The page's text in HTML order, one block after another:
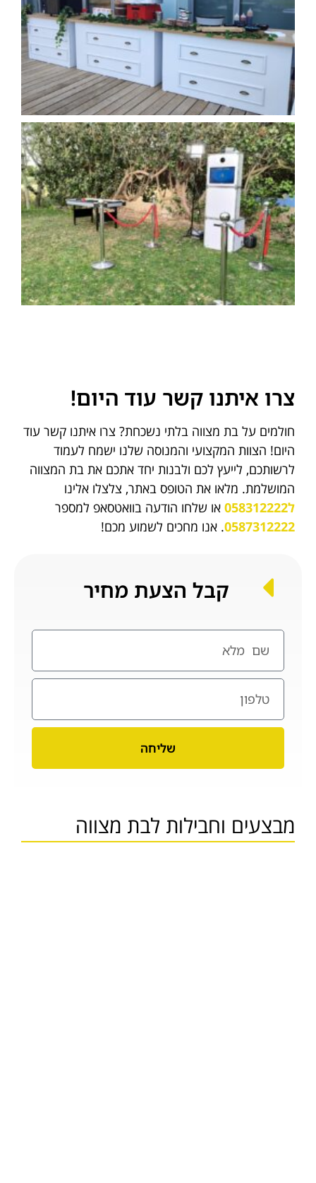
צרו איתנו קשר עוד היום!
חולמים על בת מצווה בלתי נשכחת? צרו איתנו קשר עוד
היום! הצוות המקצועי והמנוסה שלנו ישמח לעמוד
לרשותכם, לייעץ לכם ולבנות יחד אתכם את בת המצווה
המושלמת. מלאו את הטופס באתר, צלצלו אלינו
ל058312222
או שלחו הודעה בוואטסאפ למספר
0587312222. אנו מחכים לשמוע מכם!
קבל הצעת מחיר
שליחה
מבצעים וחבילות לבת מצווה